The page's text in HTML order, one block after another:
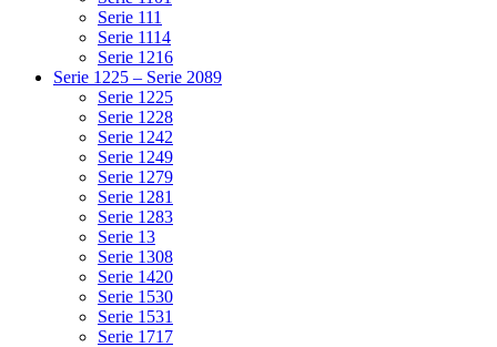
Serie 111
Serie 1114
Serie 1216
Serie 1225 – Serie 2089
Serie 1225
Serie 1228
Serie 1242
Serie 1249
Serie 1279
Serie 1281
Serie 1283
Serie 13
Serie 1308
Serie 1420
Serie 1530
Serie 1531
Serie 1717